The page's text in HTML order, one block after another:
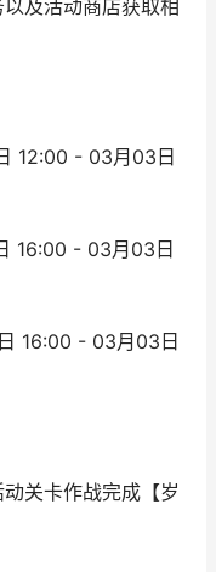
及活动商店获取相
12:00 - 03月03日
16:00 - 03月03日
16:00 - 03月03日
关卡作战完成【岁